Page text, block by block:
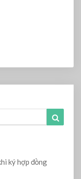
ký hợp đồng